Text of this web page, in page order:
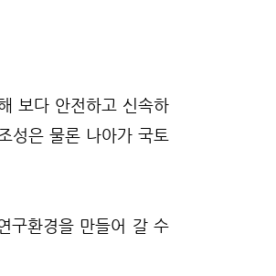
보다 안전하고 신속하
성은 물론 나아가 국토
구환경을 만들어 갈 수